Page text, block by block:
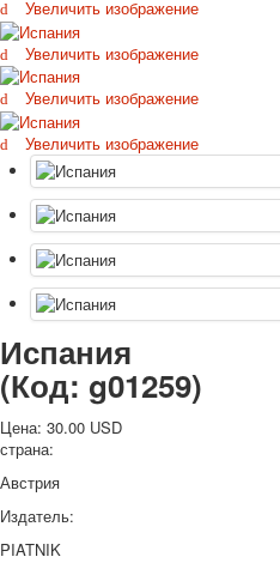
Октябрьская революция
С рождеством
Пасха
9 мая - день победы
Разные пожелания
1 сентября школа
Приглашение
Новости
Новости карточных колод
Новости открыток
О сайте
Ссылки
Наше видео
доставка
Избранное
Увеличить изображение
Увеличить изображение
Увеличить изображение
Увеличить изображение
Испания
(Код: g01259)
Цена: 30.00 USD
страна:
Австрия
Издатель:
PIATNIK